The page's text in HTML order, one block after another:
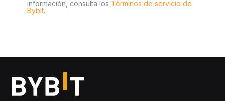
información, consulta los Términos de servicio de
Bybit.